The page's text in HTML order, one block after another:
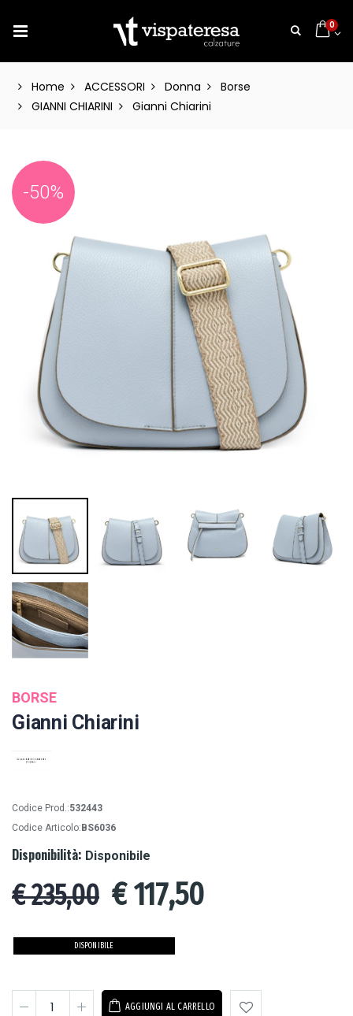
0
Home ACCESSORI Donna
Borse
GIANNI CHIARINI
Gianni Chiarini
-50%
BORSE
Gianni Chiarini
Codice Prod.:532443
Codice Articolo:BS6036
Disponibilità: Disponibile
€ 235,00 €117,50
DISPONIBILE
AGGIUNGI AL CARRELLO